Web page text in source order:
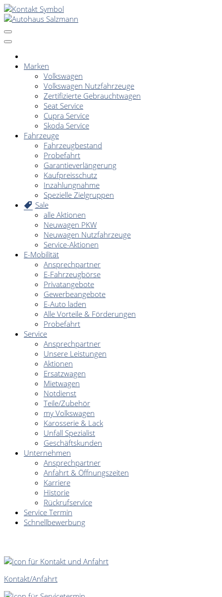
Marken
Volkswagen
Volkswagen Nutzfahrzeuge
Zertifizierte Gebrauchtwagen
Seat Service
Cupra Service
Skoda Service
Fahrzeuge
Fahrzeugbestand
Probefahrt
Garantieverlängerung
Kaufpreisschutz
Inzahlungnahme
Spezielle Zielgruppen
Sale
alle Aktionen
Neuwagen PKW
Neuwagen Nutzfahrzeuge
Service-Aktionen
E-Mobilität
Ansprechpartner
E-Fahrzeugbörse
Privatangebote
Gewerbeangebote
E-Auto laden
Alle Vorteile & Förderungen
Probefahrt
Service
Ansprechpartner
Unsere Leistungen
Aktionen
Ersatzwagen
Mietwagen
Notdienst
Teile/Zubehör
my Volkswagen
Karosserie & Lack
Unfall Spezialist
Geschäftskunden
Unternehmen
Ansprechpartner
Anfahrt & Öffnungszeiten
Karriere
Historie
Rückrufservice
Service Termin
Schnellbewerbung
Kontakt/Anfahrt